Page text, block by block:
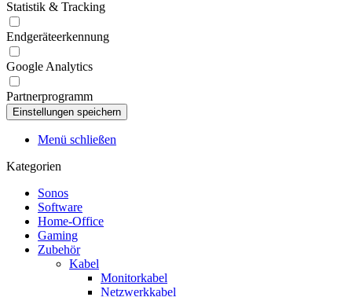
Statistik & Tracking
Endgeräteerkennung
Google Analytics
Partnerprogramm
Menü schließen
Kategorien
Sonos
Software
Home-Office
Gaming
Zubehör
Kabel
Monitorkabel
Netzwerkkabel